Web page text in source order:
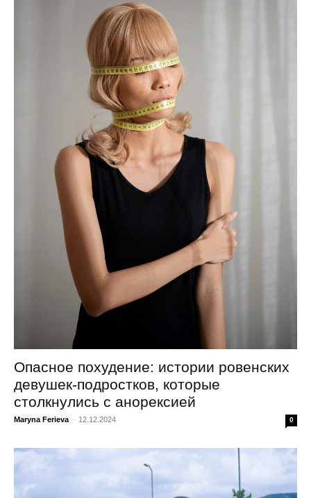
Опасное похудение: истории ровенских
девушек-подростков, которые
столкнулись с анорексией
Maryna Ferieva - 12.12.2024 0